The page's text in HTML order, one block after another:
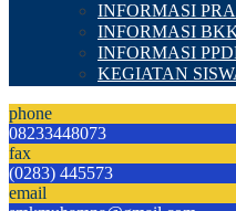
INFORMASI
INFORMASI
INFORMASI
KEGIATAN
phone
08233448073
fax
(0283) 445573
email